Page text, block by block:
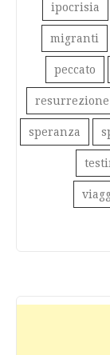
ipocrisia
migranti
peccato
resurrezione
speranza